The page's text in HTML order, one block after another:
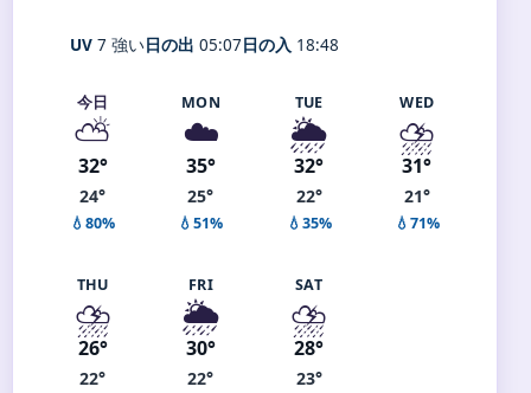
UV 7 強い日の出 05:07日の入 18:48
今日
⛅
32°
24°
💧80%
MON
☁️
35°
25°
💧51%
TUE
🌦️
32°
22°
💧35%
WED
⛈️
31°
21°
💧71%
THU
⛈️
26°
22°
FRI
🌦️
30°
22°
SAT
⛈️
28°
23°